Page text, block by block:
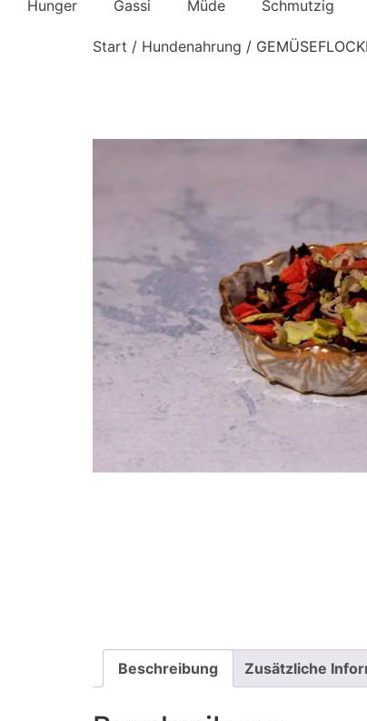
Hunger Gassi Müde Schmutzig
Start / Hundenahrung /
Beschreibung Zusätzliche